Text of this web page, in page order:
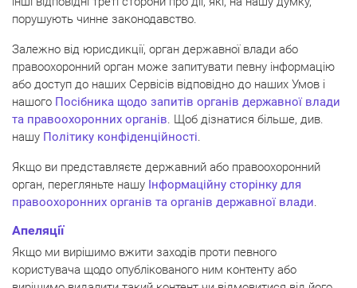
порушують чинне законодавство.
Залежно від юрисдикції, орган державної влади або
правоохоронний орган може запитувати певну інформацію
або доступ до наших Сервісів відповідно до наших Умов і
нашого Посібника щодо запитів органів державної влади
та правоохоронних органів. Щоб дізнатися більше, див.
нашу Політику конфіденційності.
Якщо ви представляєте державний або правоохоронний
орган, перегляньте нашу Інформаційну сторінку для
правоохоронних органів та органів державної влади.
Апеляції
Якщо ми вирішимо вжити заходів проти певного
користувача щодо опублікованого ним контенту або